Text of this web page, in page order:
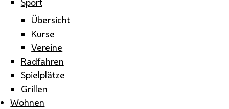
Übersicht
Kurse
Vereine
Radfahren
Spielplätze
Grillen
Wohnen